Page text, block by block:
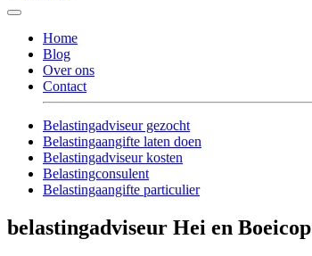
Home
Blog
Over ons
Contact
Belastingadviseur gezocht
Belastingaangifte laten doen
Belastingadviseur kosten
Belastingconsulent
Belastingaangifte particulier
belastingadviseur Hei en Boeicop